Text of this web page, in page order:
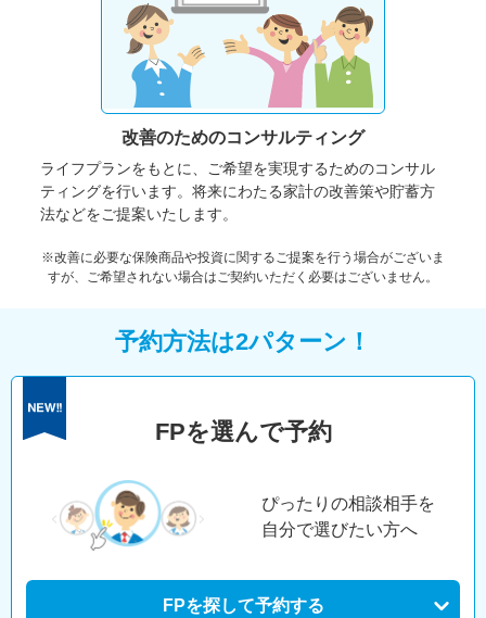
改善のためのコンサルティング
ライフプランをもとに、ご希望を実現するためのコンサル
ティングを行います。将来にわたる家計の改善策や貯蓄方
法などをご提案いたします。
※改善に必要な保険商品や投資に関するご提案を行う場合がございま
すが、ご希望されない場合はご契約いただく必要はございません。
予約方法は2パターン！
FPを選んで予約
ぴったりの相談相手を
自分で選びたい方へ
FPを探して予約する